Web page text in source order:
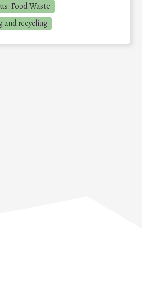
Food Waste
and recycling